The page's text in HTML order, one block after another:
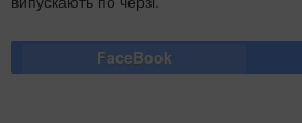
FaceBook